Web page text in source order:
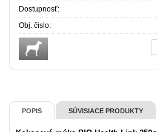
Dostupnosť:
Obj. čislo:
POPIS SÚVISIACE PRODUKTY